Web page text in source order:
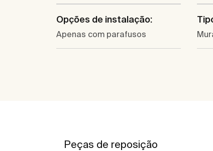
Opções de instalação:
Apenas com parafusos
Peças de reposição